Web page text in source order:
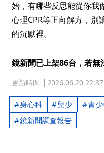
始，有哪些反思能從你我
心理CPR等正向解方，別
的沉默裡。
鏡新聞已上架86台，若無
更新時間 2026.06.20
身心科 兒少 青
鏡新聞調查報告